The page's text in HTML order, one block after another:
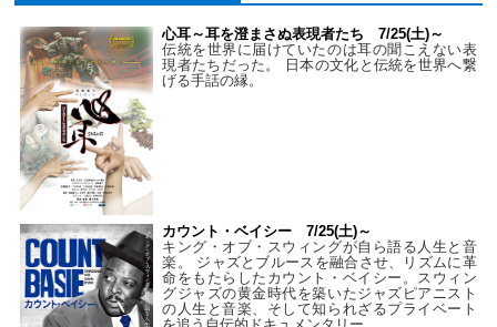
心耳～耳を澄まさぬ表現者たち 7/25(土)～
伝統を世界に届けていたのは耳の聞こえない表
現者たちだった。 日本の文化と伝統を世界へ繋
げる手話の縁。
カウント・ベイシー 7/25(土)～
キング・オブ・スウィングが自ら語る人生と音
楽。 ジャズとブルースを融合させ、リズムに革
命をもたらしたカウント・ベイシー。スウィン
グジャズの黄金時代を築いたジャズピアニスト
の人生と音楽、そして知られざるプライベート